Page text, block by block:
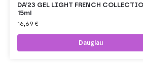
DA’23 GEL LIGHT FRENCH
15ml
16,69 €
Daugiau